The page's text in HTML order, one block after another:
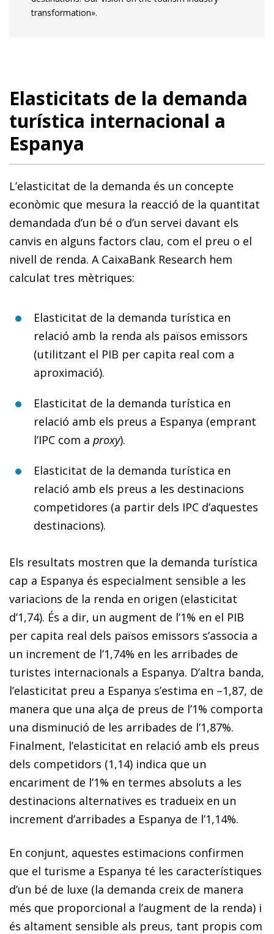
transformation».
Elasticitats de la demanda
turística internacional a
Espanya
L’elasticitat de la demanda és un concepte
econòmic que mesura la reacció de la quantitat
demandada d’un bé o d’un servei davant els
canvis en alguns factors clau, com el preu o el
nivell de renda. A CaixaBank Research hem
calculat tres mètriques:
Elasticitat de la demanda turística en
relació amb la renda als països emissors
(utilitzant el PIB per capita real com a
aproximació).
Elasticitat de la demanda turística en
relació amb els preus a Espanya (emprant
l’IPC com a proxy).
Elasticitat de la demanda turística en
relació amb els preus a les destinacions
competidores (a partir dels IPC d’aquestes
destinacions).
Els resultats mostren que la demanda turística
cap a Espanya és especialment sensible a les
variacions de la renda en origen (elasticitat
d’1,74). És a dir, un augment de l’1% en el PIB
per capita real dels països emissors s’associa a
un increment de l’1,74% en les arribades de
turistes internacionals a Espanya. D’altra banda,
l’elasticitat preu a Espanya s’estima en –1,87, de
manera que una alça de preus de l’1% comporta
una disminució de les arribades de l’1,87%.
Finalment, l’elasticitat en relació amb els preus
dels competidors (1,14) indica que un
encariment de l’1% en termes absoluts a les
destinacions alternatives es tradueix en un
increment d’arribades a Espanya de l’1,14%.
En conjunt, aquestes estimacions confirmen
que el turisme a Espanya té les característiques
d’un bé de luxe (la demanda creix de manera
més que proporcional a l’augment de la renda) i
és altament sensible als preus, tant propis com